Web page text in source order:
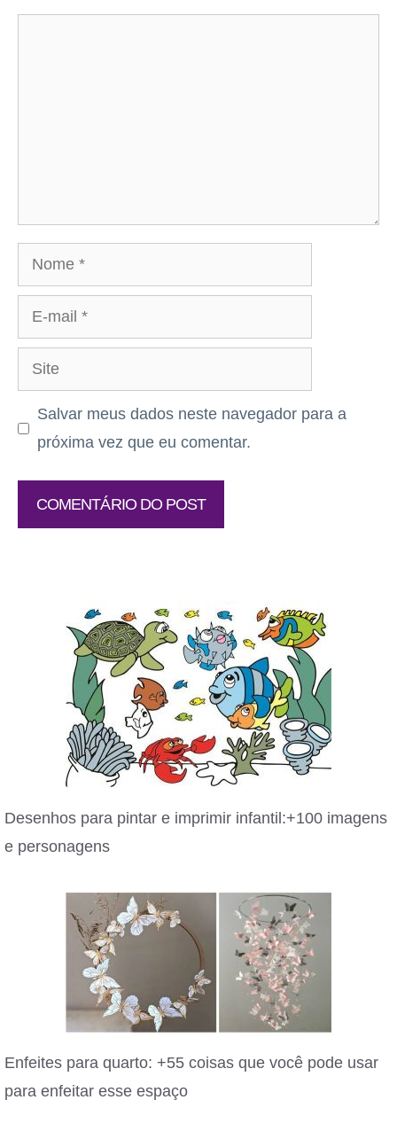
Nome
mail
Site
Salvar meus dados neste navegador para a
próxima vez que eu comentar.
Desenhos para pintar e imprimir infantil:+100 imagens
e personagens
Enfeites para quarto: +55 coisas que você pode usar
para enfeitar esse espaço